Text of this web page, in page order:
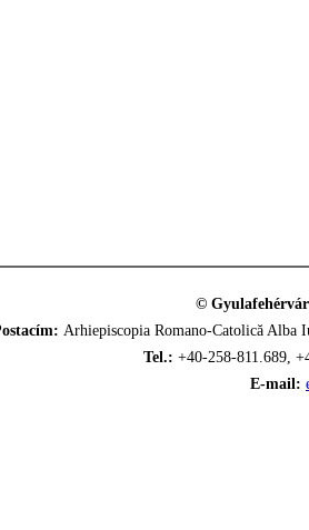
©
Arhiepiscopia Romano-Catolică
Tel.: +40-258-811.689,
E-mail: